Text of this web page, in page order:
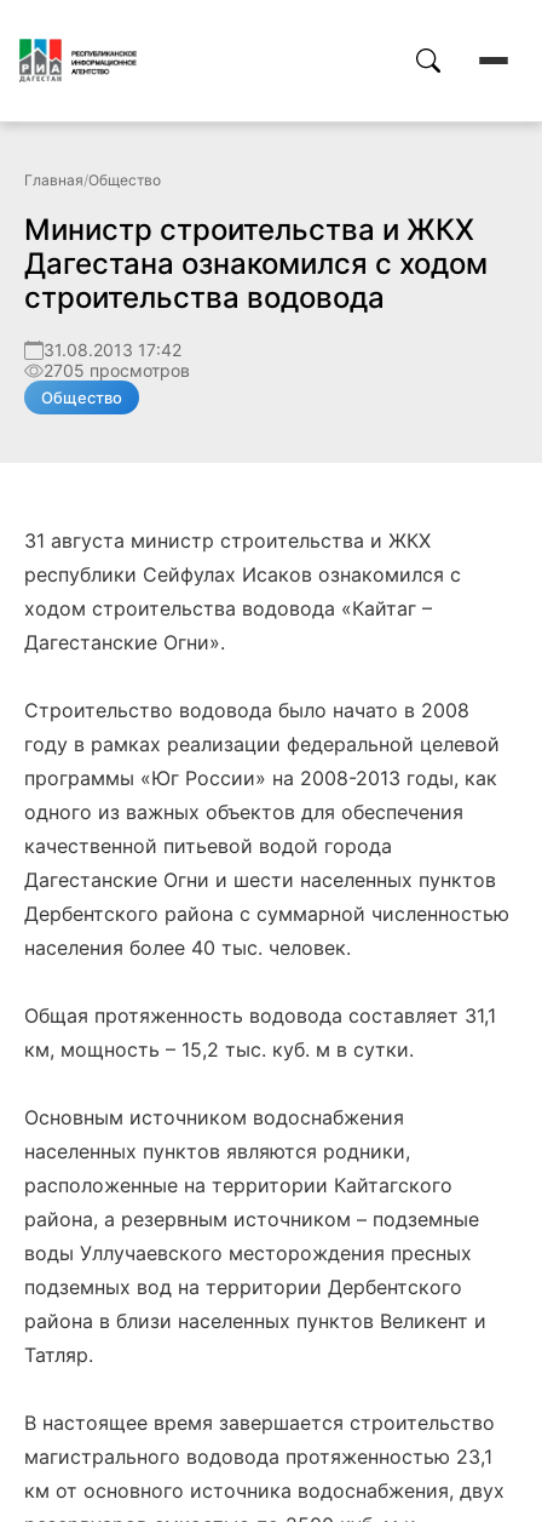
Главная/Общество
Министр строительства и ЖКХ
Дагестана ознакомился с ходом
строительства водовода
31.08.2013 17:42
2705 просмотров
Общество
31 августа министр строительства и ЖКХ
республики Сейфулах Исаков ознакомился с
ходом строительства водовода «Кайтаг –
Дагестанские Огни».
Строительство водовода было начато в 2008
году в рамках реализации федеральной целевой
программы «Юг России» на 2008-2013 годы, как
одного из важных объектов для обеспечения
качественной питьевой водой города
Дагестанские Огни и шести населенных пунктов
Дербентского района с суммарной численностью
населения более 40 тыс. человек.
Общая протяженность водовода составляет 31,1
км, мощность – 15,2 тыс. куб. м в сутки.
Основным источником водоснабжения
населенных пунктов являются родники,
расположенные на территории Кайтагского
района, а резервным источником – подземные
воды Уллучаевского месторождения пресных
подземных вод на территории Дербентского
района в близи населенных пунктов Великент и
Татляр.
В настоящее время завершается строительство
магистрального водовода протяженностью 23,1
км от основного источника водоснабжения, двух